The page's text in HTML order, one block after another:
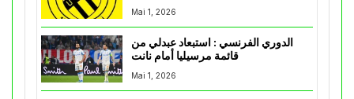
Mai 1, 2026
الدوري الفرنسي : استبعاد عبدلي من
قائمة مرسيليا أمام نانت
Mai 1, 2026